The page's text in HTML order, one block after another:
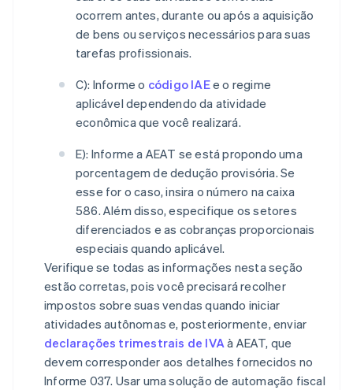
ocorrem antes, durante ou após a aquisição
de bens ou serviços necessários para suas
tarefas profissionais.
C): Informe o código IAEe o regime
aplicável dependendo da atividade
econômica que você realizará.
E): Informe a AEAT se está propondo uma
porcentagem de dedução provisória. Se
esse for o caso, insira o número na caixa
586. Além disso, especifique os setores
diferenciados e as cobranças proporcionais
especiais quando aplicável.
Verifique se todas as informações nesta seção
estão corretas, pois você precisará recolher
impostos sobre suas vendas quando iniciar
atividades autônomas e, posteriormente, enviar
declarações trimestrais de IVAà AEAT, que
devem corresponder aos detalhes fornecidos no
Informe 037. Usar uma solução de automação fiscal